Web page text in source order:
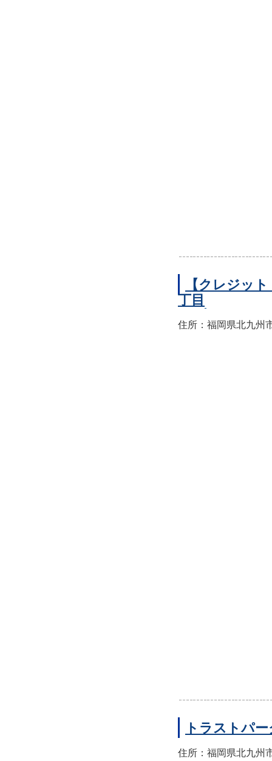
【クレジッ
丁目
住所：福岡県北九州
トラストパ
住所：福岡県北九州